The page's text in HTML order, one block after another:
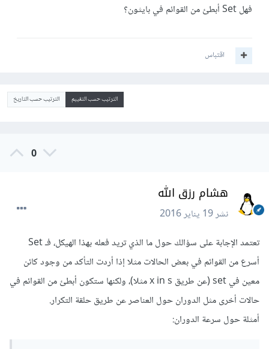
فهل Set أبطئ من القوائم في بايثون؟
اقتباس
الترتيب حسب التقييم الترتيب حسب التاريخ
0
هشام رزق الله
نشر19 يناير 2016
تعتمد الإجابة على سؤالك حول ما الذي تريد فعله بهذا الهيكل، فـ Set
أسرع من القوائم في بعض الحالات مثلا إذا أردت التأكد من وجود كائن
معين في set (عن طريق x in s مثلا)، ولكنها ستكون أبطئ من القوائم في
حالات أخرى مثل الدوران حول العناصر عن طريق حلقة التكرار.
أمثلة حول سرعة الدوران: